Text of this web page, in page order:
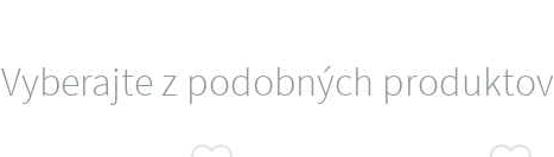
Vyberajte z podobných produktov